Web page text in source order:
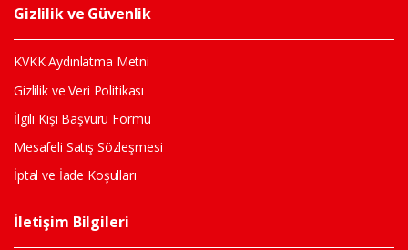
Gizlilik ve Güvenlik
KVKK Aydınlatma Metni
Gizlilik ve Veri Politikası
İlgili Kişi Başvuru Formu
Mesafeli Satış Sözleşmesi
İptal ve İade Koşulları
İletişim Bilgileri